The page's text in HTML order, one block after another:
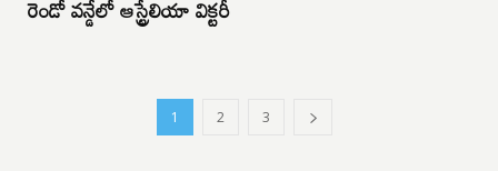
రెండో వన్డేలో ఆస్ట్రేలియా విక్టరీ
1 2 3